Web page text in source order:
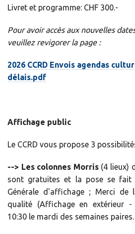
Livret et programme: CHF 300.-
Pour avoir accès aux nouvelles
veuillez revigorer la page :
2026 CCRD Envois agendas
délais.pdf
Affichage public
Le CCRD vous propose 3
--> Les colonnes Morris(4 lieux)
sont gratuites et la pose se fait
Générale d'affichage ; Merci de
qualité (Affichage en extérieur
10:30 le mardi des semaines paires.